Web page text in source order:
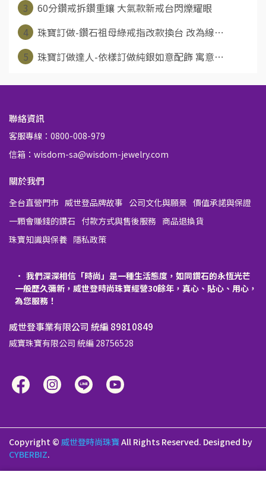
3
60分鑽戒拆鑽重鑲 大氣款新戒台閃爍耀眼
4
珠寶訂做-鑽石祖母綠戒指改款換台 改為線⋯
5
珠寶訂做達人-依樣訂做純銀如意配飾 寓意⋯
聯絡資訊
客服專線：0800-008-979
信箱：wisdom-sa@wisdom-jewelry.com
關於我們
全台直營門市 威世登品牌故事 公司文化與願景 價值承諾與保證
一顆會賺錢的鑽石 付款方式與售後服務 商品退換貨
珠寶知識與保養 隱私政策
我們深深相信「時尚」是一種生活態度，如同鑽石的永恆光芒
一般歷久彌新，威世登時尚珠寶經營30餘年，真心、貼心、用心，
為您服務！
威世登事業有限公司 統編 89810849
威寶珠寶有限公司 統編 28756528
Copyright © 威世登時尚珠寶 All Rights Reserved. Designed by
CYBERBIZ.